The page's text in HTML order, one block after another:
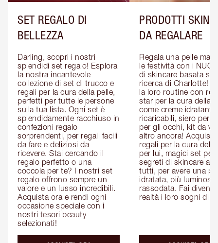
SET REGALO DI
BELLEZZA
Darling, scopri i nostri
splendidi set regalo! Esplora
la nostra incantevole
collezione di set di trucco e
regali per la cura della pelle,
perfetti per tutte le persone
sulla tua lista. Ogni set è
splendidamente racchiuso in
confezioni regalo
sorprendenti, per regali facili
da fare e deliziosi da
ricevere. Stai cercando il
regalo perfetto o una
coccola per te? I nostri set
regalo offrono sempre un
valore e un lusso incredibili.
Acquista ora e rendi ogni
occasione speciale con i
nostri tesori beauty
selezionati!
PRODOTTI
DA REGALARE
Regala una pelle
le festività con i
di skincare basata
ricerca di Charlotte!
la loro routine con
star per la cura della
come creme idratanti
ricaricabili, siero per il
per gli occhi, kit da
altro ancora!
regali per la cura della
per lui, magici set per
segreti di skincare
tutti, per avere una
idratata, più luminosa
rassodata. Fai
realtà i loro sogni di